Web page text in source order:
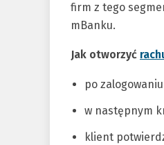
firm z tego
mBanku.
Jak otworzyć
po
w następnym
klient